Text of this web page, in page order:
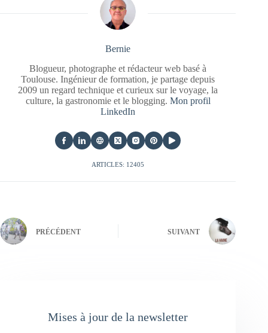
Bernie
Blogueur, photographe et rédacteur web basé à
Toulouse. Ingénieur de formation, je partage depuis
2009 un regard technique et curieux sur le voyage, la
culture, la gastronomie et le blogging. Mon profil
LinkedIn
ARTICLES: 12405
PRÉCÉDENT SUIVANT
Mises à jour de la newsletter